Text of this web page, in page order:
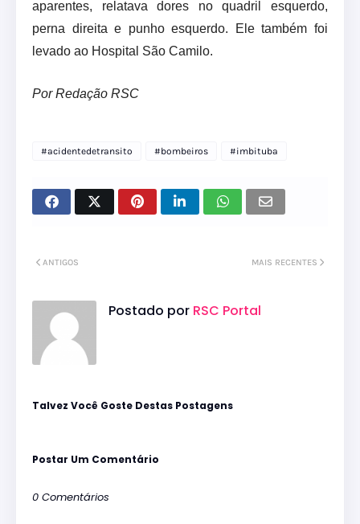
aparentes, relatava dores no quadril esquerdo,
perna direita e punho esquerdo. Ele também foi
levado ao Hospital São Camilo.
Por Redação RSC
#acidentedetransito #bombeiros #imbituba
MAIS RECENTES
ANTIGOS
Postado por RSC Portal
Talvez Você Goste Destas Postagens
Postar Um Comentário
0 Comentários